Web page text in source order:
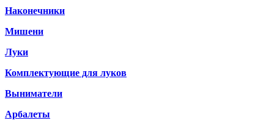
Наконечники
Мишени
Луки
Комплектующие для луков
Выниматели
Арбалеты